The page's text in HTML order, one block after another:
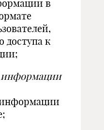
в
к
информации